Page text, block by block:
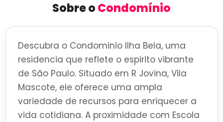
Sobre oCondomínio
Descubra o Condominio Ilha Bela, uma
residencia que reflete o espirito vibrante
de São Paulo. Situado em R Jovina, Vila
Mascote, ele oferece uma ampla
variedade de recursos para enriquecer a
vida cotidiana. A proximidade com Escola